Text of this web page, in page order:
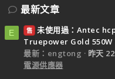
最新文章
E 售 未使用過：Antec
Truepower Gold 550W
最新：engtong
昨天
電源供應器